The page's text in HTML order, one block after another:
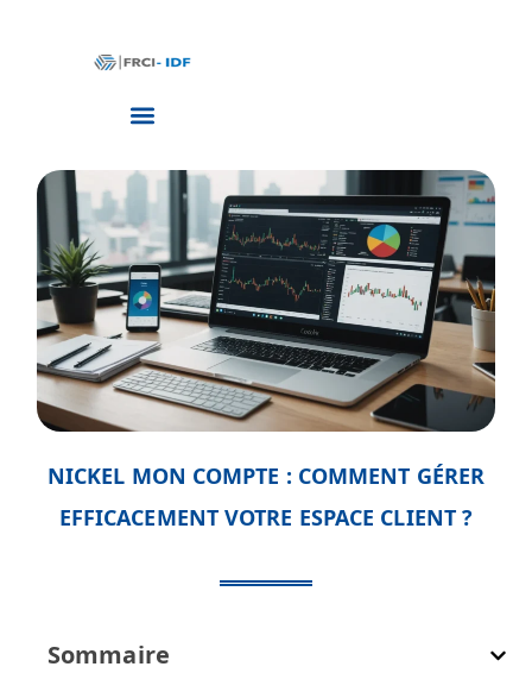
NICKEL MON COMPTE : COMMENT GÉRER
EFFICACEMENT VOTRE ESPACE CLIENT ?
Sommaire